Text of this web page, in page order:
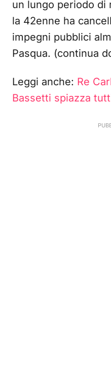
un lungo periodo di
la 42enne ha
impegni pubblici
Pasqua. (continua
Leggi anche: Re
Bassetti spiazza